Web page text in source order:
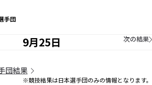
手団
9月25日 次の結果
団結果
※競技結果は日本選手団のみの情報となります。